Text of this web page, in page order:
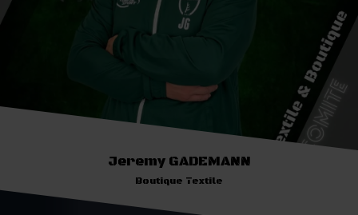
Jeremy GADEMANN
Boutique Textile